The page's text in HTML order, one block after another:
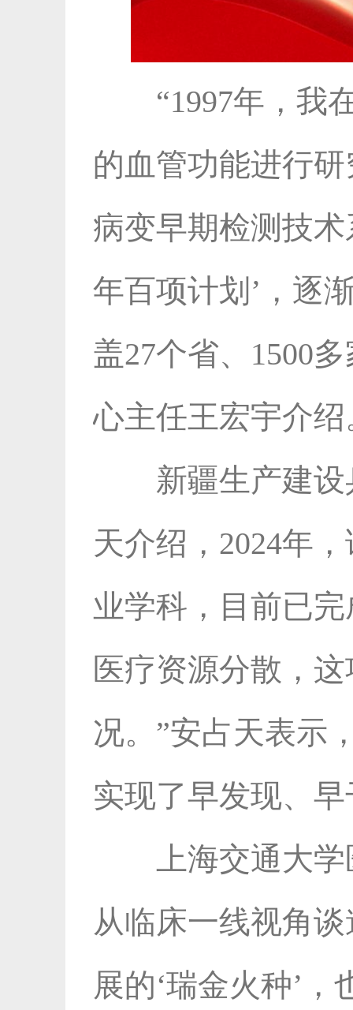
“1997年，我
的血管功能进行
病变早期检测技
年百项计划’，逐
盖27个省、1500
心主任王宏宇介绍
新疆生产建
天介绍，2024年
业学科，目前已
医疗资源分散，
况。”安占天表示
实现了早发现、
上海交通大
从临床一线视角
展的‘瑞金火种’